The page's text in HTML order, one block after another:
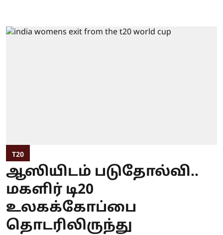
T20
ஆஸியிடம் படுதோல்வி..
மகளிர் டி20
உலகக்கோப்பை
தொடரிலிருந்து